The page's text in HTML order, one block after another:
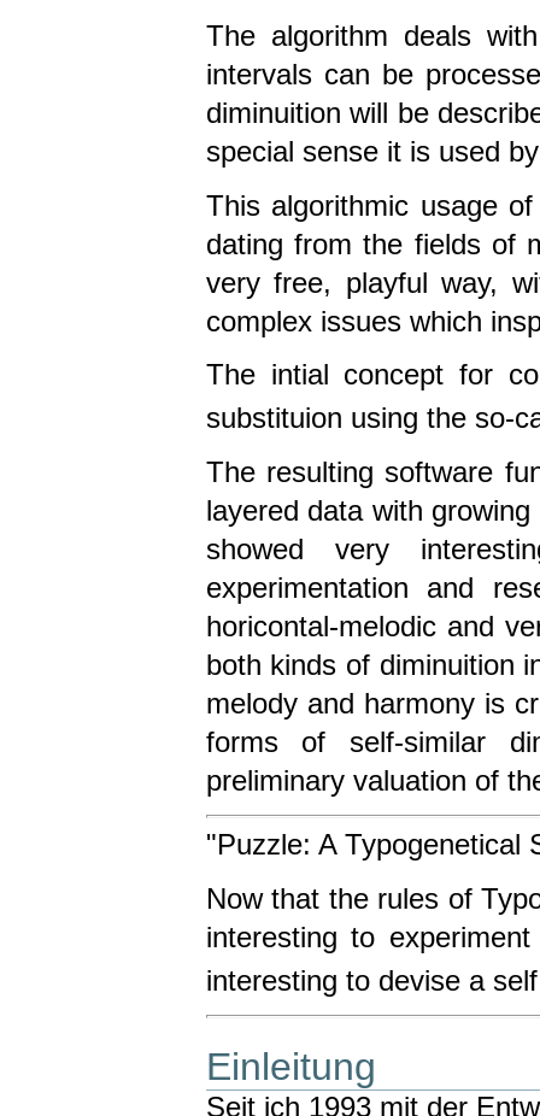
The algorithm deals
intervals can be
diminuition will be
special sense it is used
This algorithmic usage
dating from the fields of
very free, playful way,
complex issues which
The intial concept for
substituion using the so-
The resulting software
layered data with
showed very
experimentation and
horicontal-melodic and
both kinds of diminuition
melody and harmony is
forms of self-similar
preliminary valuation of
"Puzzle: A Typogenetical
Now that the rules of
interesting to
interesting to devise a
Einleitung
Seit ich 1993 mit der